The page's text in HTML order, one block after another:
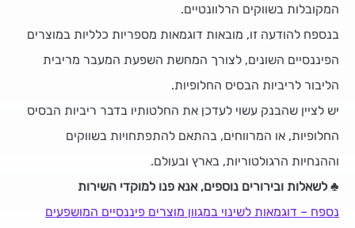
המקובלות בשווקים הרלוונטיים.
בנספח להודעה זו, מובאות דוגמאות מספריות כלליות במוצרים
הפיננסיים השונים, לצורך המחשת השפעת המעבר מריבית
הליבור לריביות הבסיס החלופיות.
יש לציין שהבנק עשוי לעדכן את החלטותיו בדבר ריביות הבסיס
החלופיות, או המרווחים, בהתאם להתפתחויות בשווקים
וההנחיות הרגולטוריות, בארץ ובעולם.
♣ לשאלות ובירורים נוספים, אנא פנו למוקדי השירות
נספח – דוגמאות לשינוי במגוון מוצרים פיננסיים המושפעים